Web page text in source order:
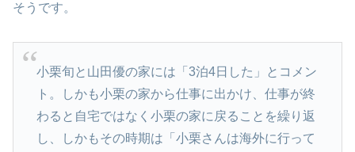
そうです。
小栗旬と山田優の家には「3泊4日した」とコメン
ト。しかも小栗の家から仕事に出かけ、仕事が終
わると自宅ではなく小栗の家に戻ることを繰り返
し、しかもその時期は「小栗さんは海外に行って